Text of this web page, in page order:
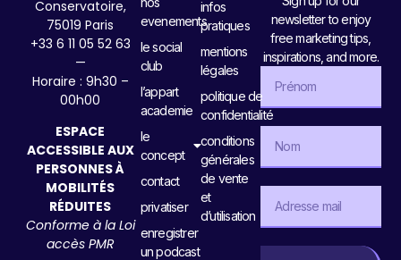
Conservatoire,
75019 Paris
+33 6 11 05 52 63
—
Horaire : 9h30 –
00h00
ESPACE
ACCESSIBLE AUX
PERSONNES À
MOBILITÉS
RÉDUITES
Conforme à la Loi
accès PMR
evenements
le social
club
l’appart
academie
le
concept
contact
privatiser
enregistrer
un podcast
infos
pratiques
mentions
légales
politique de
confidentialité
conditions
générales
de vente
et
d’utilisation
newsletter to enjoy
free marketing tips,
inspirations, and more.